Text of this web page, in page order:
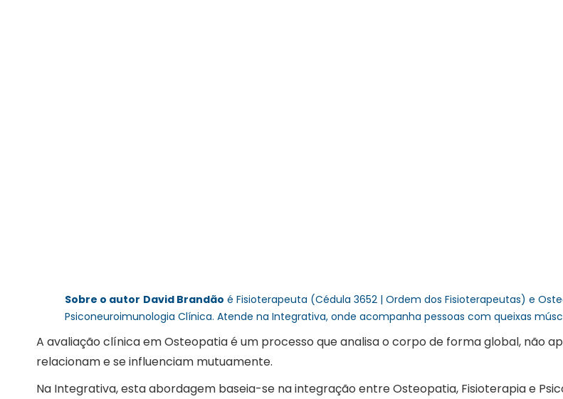
Sobre o autor David Brandão é Fisioterapeuta (Cédula 3652 | Ordem dos Fisioterapeutas) e
Psiconeuroimunologia Clínica. Atende na Integrativa, onde acompanha pessoas com queixas
A avaliação clínica em Osteopatia é um processo que analisa o corpo de forma global, não
relacionam e se influenciam mutuamente.
Na Integrativa, esta abordagem baseia-se na integração entre Osteopatia, Fisioterapia e